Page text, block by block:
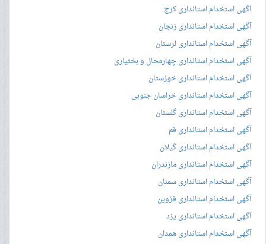
آگهی استخدام استانداری کرج
آگهی استخدام استانداری زنجان
آگهی استخدام استانداری لرستان
آگهی استخدام استانداری چهارمحال و بختیاری
آگهی استخدام استانداری خوزستان
آگهی استخدام استانداری خراسان جنوبی
آگهی استخدام استانداری گلستان
آگهی استخدام استانداری قم
آگهی استخدام استانداری گیلان
آگهی استخدام استانداری مازندران
آگهی استخدام استانداری سمنان
آگهی استخدام استانداری قزوین
آگهی استخدام استانداری یزد
آگهی استخدام استانداری همدان